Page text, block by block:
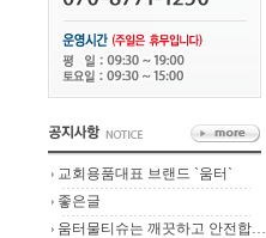
교회용품대표 브랜드 `움터`
좋은글
움터물티슈는 깨끗하고 안전합…